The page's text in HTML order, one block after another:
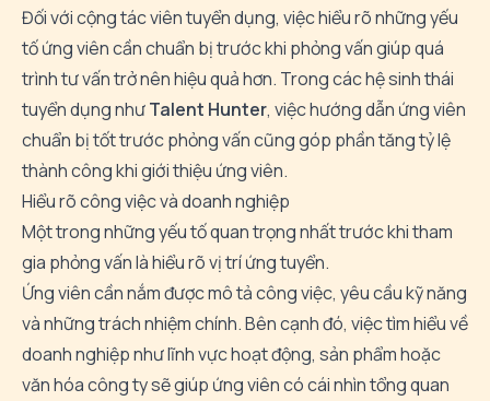
Đối với cộng tác viên tuyển dụng, việc hiểu rõ những yếu
tố ứng viên cần chuẩn bị trước khi phỏng vấn giúp quá
trình tư vấn trở nên hiệu quả hơn. Trong các hệ sinh thái
tuyển dụng nhưTalent Hunter, việc hướng dẫn ứng viên
chuẩn bị tốt trước phỏng vấn cũng góp phần tăng tỷ lệ
thành công khi giới thiệu ứng viên.
Hiểu rõ công việc và doanh nghiệp
Một trong những yếu tố quan trọng nhất trước khi tham
gia phỏng vấn là hiểu rõ vị trí ứng tuyển.
Ứng viên cần nắm được mô tả công việc, yêu cầu kỹ năng
và những trách nhiệm chính. Bên cạnh đó, việc tìm hiểu về
doanh nghiệp như lĩnh vực hoạt động, sản phẩm hoặc
văn hóa công ty sẽ giúp ứng viên có cái nhìn tổng quan